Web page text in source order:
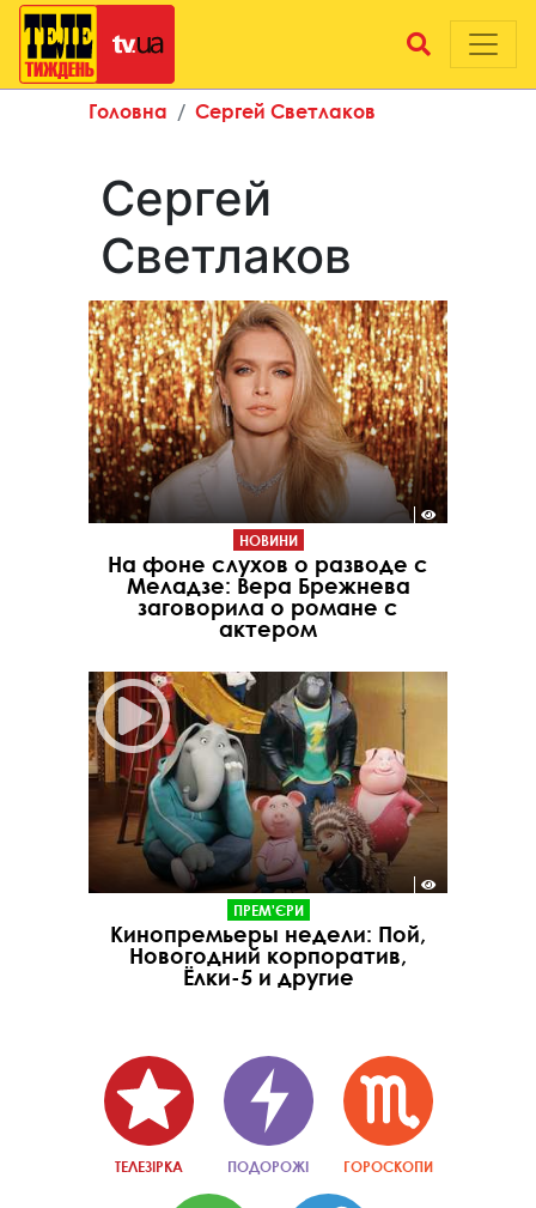
Головна Сергей Светлаков
Сергей
Светлаков
НОВИНИ
На фоне слухов о разводе с
Меладзе: Вера Брежнева
заговорила о романе с
актером
ПРЕМ'ЄРИ
Кинопремьеры недели: Пой,
Новогодний корпоратив,
Ёлки-5 и другие
ТЕЛЕЗІРКА ПОДОРОЖІ ГОРОСКОПИ